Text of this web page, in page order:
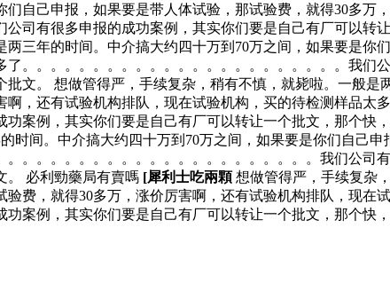
自己申报，如果要是带人体试验，那试验费，就得30多万
司有很多申报的成功案例，其实你们要是自己有厂可以转
三年的时间。中介搞大约四十万到70万之间，如果要是你
。。。。。。。。。。。。。。。。。。。。。。。我们
文。 想做管得严，手续复杂，稍有不慎，就毙啦。一般是
，还有试验机构排队，现在试验机构，买的待检测样品太多
案例，其实你们要是自己有厂可以转让一个批文，那个快
时间。中介搞大约四十万到70万之间，如果要是你们自己
。。。。。。。。。。。。。。。。。。。。。我们公司
。 必利勁藥局有賣嗎 [犀利士吃兩顆想做管得严，手续复杂
费，就得30多万，涨价厉害啊，还有试验机构排队，现在
案例，其实你们要是自己有厂可以转让一个批文，那个快